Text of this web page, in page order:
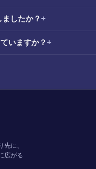
したか？
いますか？
に、
広がる